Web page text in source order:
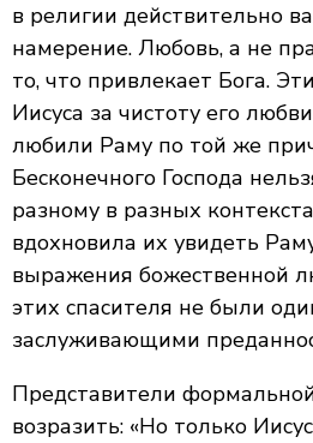
в религии действительно
намерение. Любовь, а не
то, что привлекает Бога.
Иисуса за чистоту его
любили Раму по той же
Бесконечного Господа
разному в разных
вдохновила их увидеть
выражения божественной
этих спасителя не были
заслуживающими
Представители
возразить: «Но только